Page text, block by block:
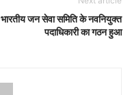
भारतीय जन सेवा समिति के नवनियुक्त
पदाधिकारी का गठन हुआ